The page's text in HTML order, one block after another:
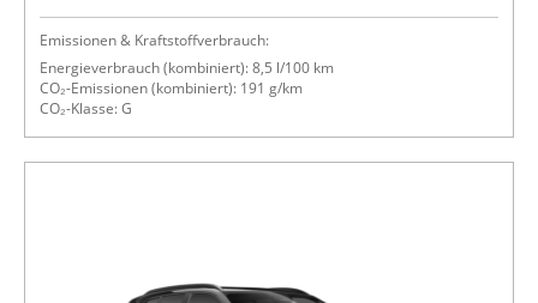
Emissionen & Kraftstoffverbrauch:
Energieverbrauch (kombiniert): 8,5 l/100 km
CO₂-Emissionen (kombiniert): 191 g/km
CO₂-Klasse: G